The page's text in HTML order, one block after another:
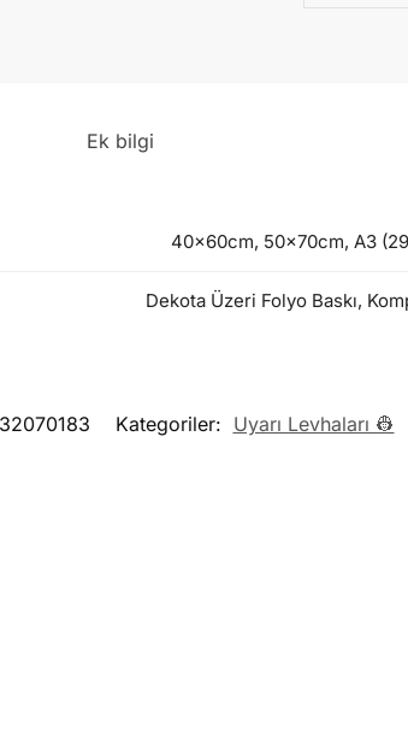
Ek bilgi
40x60cm, 50x70cm, A3
Dekota Üzeri Folyo Baskı,
Kategoriler: Uyarı Levhaları 👷